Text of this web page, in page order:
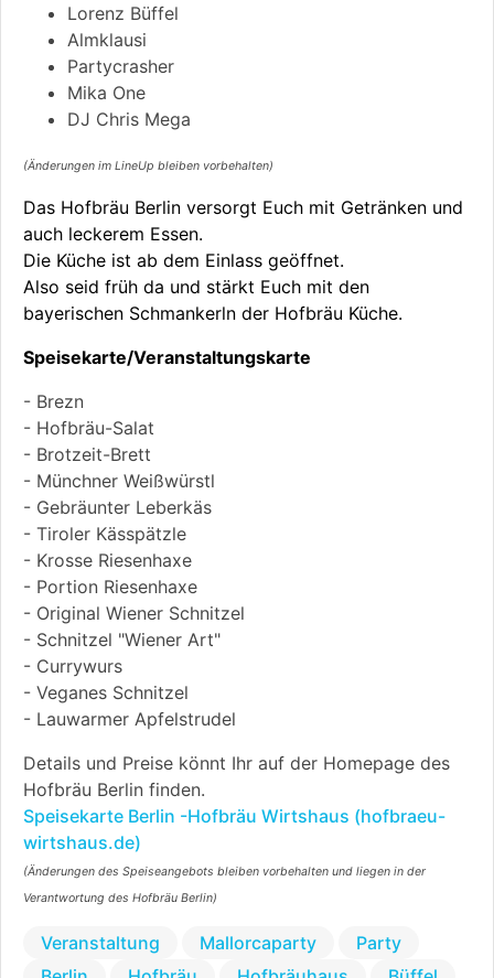
Lorenz Büffel
Almklausi
Partycrasher
Mika One
DJ Chris Mega
(Änderungen im LineUp bleiben vorbehalten)
Das Hofbräu Berlin versorgt Euch mit Getränken und
auch leckerem Essen.
Die Küche ist ab dem Einlass geöffnet.
Also seid früh da und stärkt Euch mit den
bayerischen Schmankerln der Hofbräu Küche.
Speisekarte/Veranstaltungskarte
- Brezn
- Hofbräu-Salat
- Brotzeit-Brett
- Münchner Weißwürstl
- Gebräunter Leberkäs
- Tiroler Kässpätzle
- Krosse Riesenhaxe
- Portion Riesenhaxe
- Original Wiener Schnitzel
- Schnitzel "Wiener Art"
- Currywurs
- Veganes Schnitzel
- Lauwarmer Apfelstrudel
Details und Preise könnt Ihr auf der Homepage des
Hofbräu Berlin finden.
Speisekarte Berlin -Hofbräu Wirtshaus (hofbraeu-
wirtshaus.de)
(Änderungen des Speiseangebots bleiben vorbehalten und liegen in der
Verantwortung des Hofbräu Berlin)
Veranstaltung Mallorcaparty
Party